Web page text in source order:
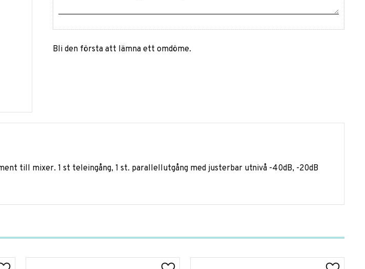
Bli den första att lämna ett omdöme.
till mixer. 1 st teleingång, 1 st. parallellutgång med justerbar utnivå -40dB, -20dB